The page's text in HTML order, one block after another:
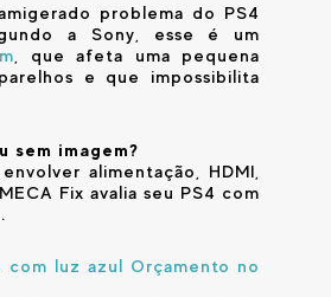
problema do PS4
a Sony, esse é um
, que afeta uma pequena
e que impossibilita
sem imagem?
alimentação, HDMI,
Fix avalia seu PS4 com
com luz azul Orçamento no